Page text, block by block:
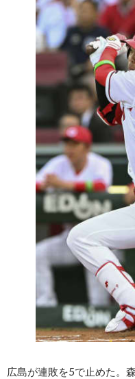
広島が連敗を5で止めた。